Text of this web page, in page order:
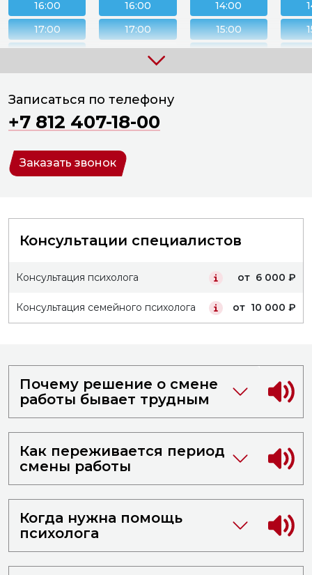
16:00
17:00
19:00
16:00
17:00
18:00
19:00
20:00
14:00
15:00
17:00
Записаться по телефону
+7 812 407-18-00
Заказать звонок
Консультации специалистов
Консультация психолога от 6 000 ₽
Консультация семейного психолога от 10 000 ₽
Почему решение о смене
работы бывает трудным
Как переживается период
смены работы
Когда нужна помощь
психолога